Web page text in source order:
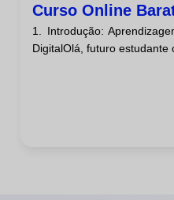
Curso Online
1. Introdução:
DigitalOlá, futuro estudante